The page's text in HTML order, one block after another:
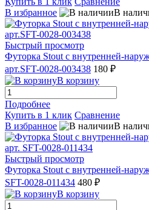
В избранное
В
Быстрый просмотр
Футорка Stout с внутренней-
арт.SFT-0028-003438 180 ₽
В корзину
Подробнее
Купить в 1 клик Сравнение
В избранное
В
Быстрый просмотр
Футорка Stout с внутренней-
SFT-0028-011434 480 ₽
В корзину